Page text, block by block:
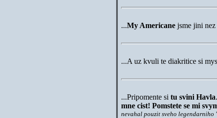
...My Americanejsme jini
...A uz kvuli te diakritice si
...Pripomente si tu svini Havla
mne cist! Pomstete se mi
nevahal pouzit sveho legendarniho